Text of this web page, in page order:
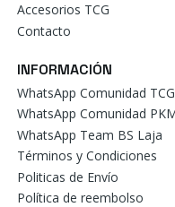
Accesorios TCG
Contacto
INFORMACIÓN
WhatsApp Comunidad
WhatsApp Comunidad
WhatsApp Team BS Laja
Términos y Condiciones
Politicas de Envío
Política de reembolso